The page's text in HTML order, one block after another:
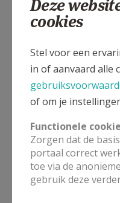
Hartelijk welkom
ajuinsoep
Deze
cookies
Stel voor een
in of aanvaard alle
of om je
Functionele
Zorgen dat de
portaal correct
toe via de
gebruik deze